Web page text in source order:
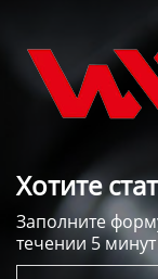
Хотите
Заполните
течении 5 минут